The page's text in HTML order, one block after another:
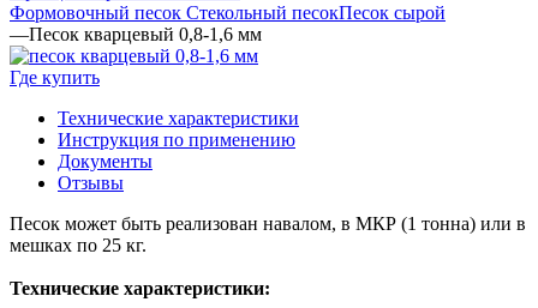
Формовочный песок Стекольный песокПесок сырой
—Песок кварцевый 0,8-1,6 мм
Где купить
Технические характеристики
Инструкция по применению
Документы
Отзывы
Песок может быть реализован навалом, в МКР (1 тонна) или в
мешках по 25 кг.
Технические характеристики: